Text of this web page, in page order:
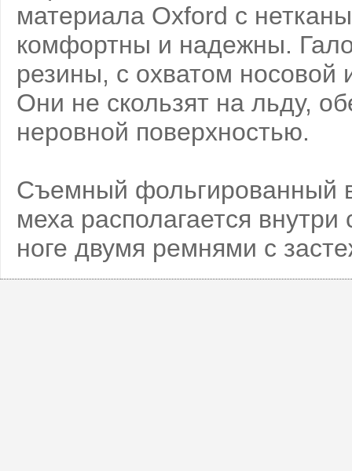
материала Oxford с
комфортны и надежны.
резины, с охватом носовой
Они не скользят на льду,
неровной поверхностью.
Съемный фольгированный
меха располагается
ноге двумя ремнями с